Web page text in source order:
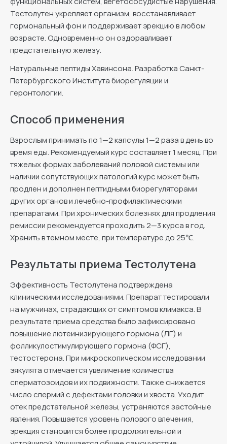
Тестолутен укрепляет организм, восстанавливает
гормональный фон и поддерживает эрекцию в любом
возрасте. Одновременно он оздоравливает
предстательную железу.
Натуральные пептиды Хавинсона. Разработка Санкт-
Петербургского Института биорегуляции и
геронтологии.
Способ применения
Взрослым принимать по 1—2 капсулы 1—2 раза в день во
время еды. Рекомендуемый курс составляет 1 месяц. При
тяжелых формах заболеваний половой системы или
наличии сопутствующих патологий курс может быть
продлен и дополнен пептидными биорегуляторами
других органов и лечебно-профилактическими
препаратами. При хронических болезнях для продления
ремиссии рекомендуется проходить 2—3 курса в год.
Хранить в темном месте, при температуре до 25℃.
Результаты приема Тестолутена
Эффективность Тестолутена подтверждена
клиническими исследованиями. Препарат тестировали
на мужчинах, страдающих от симптомов климакса. В
результате приема средства было зафиксировано
повышение лютеинизирующего гормона (ЛГ) и
фолликулостимулирующего гормона (ФСГ),
тестостерона. При микроскопическом исследовании
эякулята отмечается увеличение количества
сперматозоидов и их подвижности. Также снижается
число спермий с дефектами головки и хвоста. Уходит
отек предстательной железы, устраняются застойные
явления. Повышается уровень полового влечения,
эрекция становится более продолжительной и